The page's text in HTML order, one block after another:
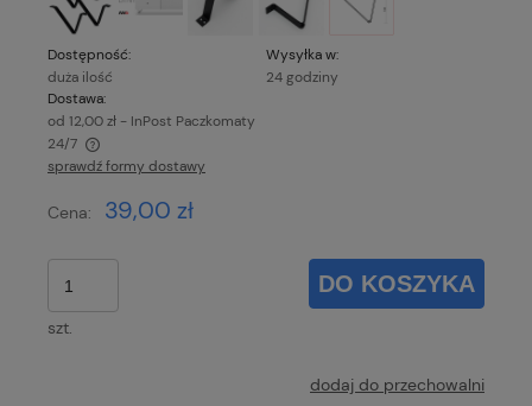
Dostępność:
duża ilość
Wysyłka w:
24 godziny
Dostawa:
od 12,00 zł - InPost Paczkomaty
24/7
Cena nie zawiera ewentualnych kosztów płatności
sprawdź formy dostawy
Cena: 39,00 zł
szt.
DO KOSZYKA
dodaj do przechowalni